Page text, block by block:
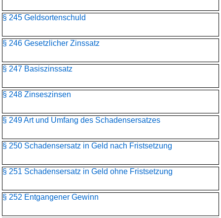
§ 245 Geldsortenschuld
§ 246 Gesetzlicher Zinssatz
§ 247 Basiszinssatz
§ 248 Zinseszinsen
§ 249 Art und Umfang des Schadensersatzes
§ 250 Schadensersatz in Geld nach Fristsetzung
§ 251 Schadensersatz in Geld ohne Fristsetzung
§ 252 Entgangener Gewinn